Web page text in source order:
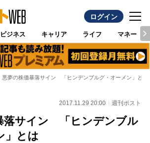
ログイン
ビジネス キャリア ライフ マネー
悪夢の株価暴落サイン 「ヒンデンブルグ・オーメン」とは
2017.11.29 20:00 週刊ポスト
落サイン 「ヒンデンブル
」とは